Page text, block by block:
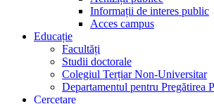
Informații de interes public
Acces campus
Educație
Facultăți
Studii doctorale
Colegiul Terțiar Non-Universitar
Departamentul pentru Pregătirea
Cercetare